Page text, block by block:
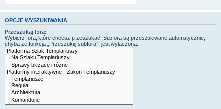
OPCJE WYSZUKIWANIA
Przeszukaj fora:
Wybierz fora, które chcesz przeszukać. Subfora są przeszukiwane automatycznie,
chyba że funkcja „Przeszukuj subfora”, jest wyłączona.